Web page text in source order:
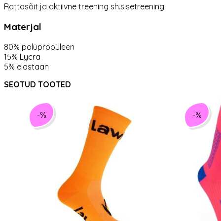
Rattasõit ja aktiivne treening sh.sisetreening.
Materjal
80% polüpropüleen
15% Lycra
5% elastaan
SEOTUD TOOTED
-% -%